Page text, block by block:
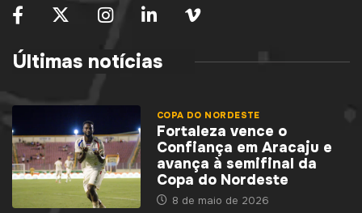
Últimas notícias
COPA DO NORDESTE
Fortaleza vence o
Confiança em Aracaju e
avança à semifinal da
Copa do Nordeste
8 de maio de 2026